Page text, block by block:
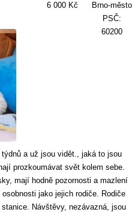
6 000 Kč
Brno-město
PSČ:
60200
a už jsou vidět., jaká to jsou
prozkoumávat svět kolem sebe.
mají hodně pozornosti a mazlení
jako jejich rodiče. Rodiče
Návštěvy, nezávazná, jsou